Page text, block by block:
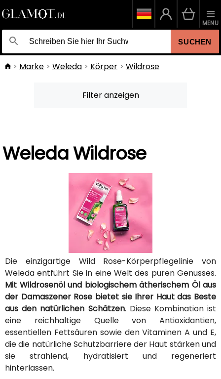
SUCHEN
MENU
Marke Weleda Körper Wildrose
Filter anzeigen
Weleda Wildrose
Die einzigartige Wild Rose-Körperpflegelinie von
Weleda entführt Sie in eine Welt des puren Genusses.
Mit Wildrosenöl und biologischem ätherischem Öl aus
der Damaszener Rose bietet sie Ihrer Haut das Beste
aus den natürlichen Schätzen. Diese Kombination ist
eine reichhaltige Quelle von Antioxidantien,
essentiellen Fettsäuren sowie den Vitaminen A und E,
die die natürliche Schutzbarriere der Haut stärken und
sie strahlend, hydratisiert und regeneriert
hinterlassen.